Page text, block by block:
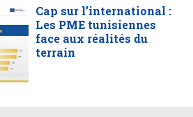
Cap sur l’international :
Les PME tunisiennes
face aux réalités du
terrain